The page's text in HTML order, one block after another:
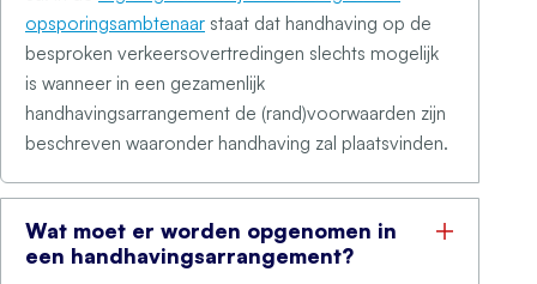
opsporingsambtenaar staat dat handhaving op de
besproken verkeersovertredingen slechts mogelijk
is wanneer in een gezamenlijk
handhavingsarrangement de (rand)voorwaarden zijn
beschreven waaronder handhaving zal plaatsvinden.
Wat moet er worden opgenomen in
een handhavingsarrangement?